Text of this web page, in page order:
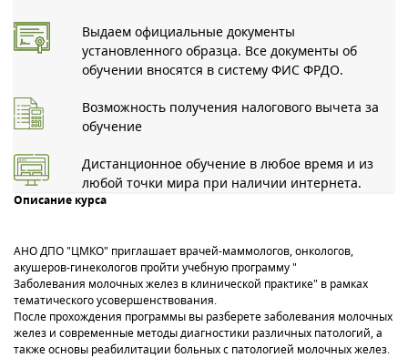
Выдаем официальные документы
установленного образца. Все документы об
обучении вносятся в систему ФИС ФРДО.
Возможность получения налогового вычета за
обучение
Дистанционное обучение в любое время и из
любой точки мира при наличии интернета.
Описание курса
АНО ДПО "ЦМКО" приглашает врачей-маммологов, онкологов,
акушеров-гинекологов пройти учебную программу "
Заболевания молочных желез в клинической практике" в рамках
тематического усовершенствования.
После прохождения программы вы разберете заболевания молочных
желез и современные методы диагностики различных патологий, а
также основы реабилитации больных с патологией молочных желез.